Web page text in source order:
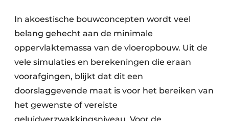
In akoestische bouwconcepten wordt veel
belang gehecht aan de minimale
oppervlaktemassa van de vloeropbouw. Uit de
vele simulaties en berekeningen die eraan
voorafgingen, blijkt dat dit een
doorslaggevende maat is voor het bereiken van
het gewenste of vereiste
geluidverzwakkingsniveau. Voor de